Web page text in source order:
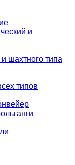
и
шахтного типа
типов